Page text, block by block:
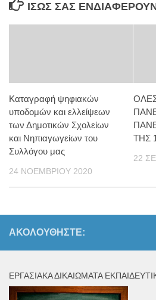
ΊΣΩΣ ΣΑΣ
Καταγραφή ψηφιακών
υποδομών και ελλείψεων
των Δημοτικών Σχολείων
και Νηπιαγωγείων του
Συλλόγου μας
24 ΝΟΕΜΒΡΊΟΥ 2020
ΤΗΣ
22
ΑΚΟΛΟΥΘΉΣΤΕ:
ΕΡΓΑΣΙΑΚΆ ΔΙΚΑΙΏΜΑΤΑ